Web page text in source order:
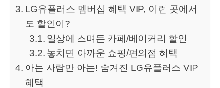
LG유플러스 멤버십 혜택 VIP, 이런 곳에서
도 할인이?
일상에 스며든 카페/베이커리 할인
놓치면 아까운 쇼핑/편의점 혜택
아는 사람만 아는! 숨겨진 LG유플러스 VIP
혜택